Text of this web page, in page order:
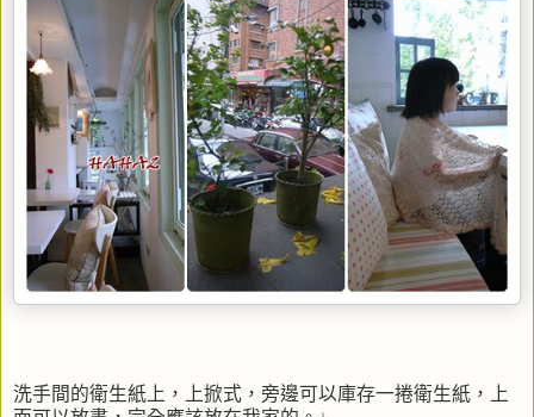
洗手間的衛生紙上，上掀式，旁邊可以庫存一捲衛生紙，上